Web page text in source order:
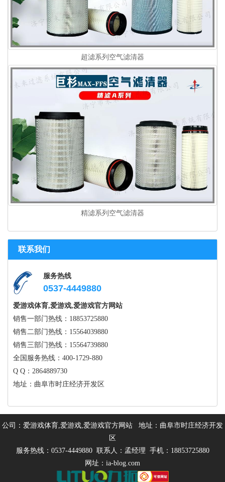
超滤系列空气滤清器
精滤系列空气滤清器
联系我们
服务热线
0537-4449880
爱游戏体育,爱游戏,爱游戏官方网站
销售一部门热线：18853725880
销售二部门热线：15564039880
销售三部门热线：15564739880
全国服务热线：400-1729-880
Q Q：2864889730
地址：曲阜市时庄经济开发区
公司：爱游戏体育,爱游戏,爱游戏官方网站 地址：曲阜市时庄经济开发
区
服务热线：0537-4449880 联系人：孟经理 手机：18853725880
网址：ia-blog.com